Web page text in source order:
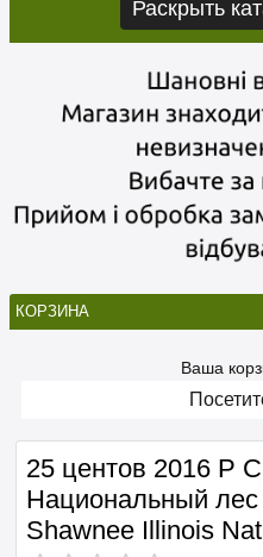
Раскрыть
КОРЗИНА
Ваша
25 центов 2016
Национальный
Shawnee Illinois